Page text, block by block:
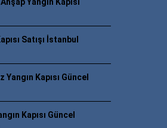
Satışı İstanbul
Yangın Kapısı Güncel
Kapısı Güncel